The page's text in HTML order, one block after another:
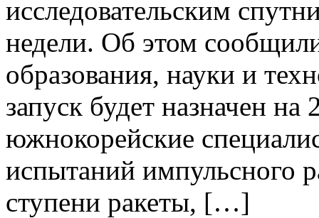
исследовательским
недели. Об этом
образования, науки и
запуск будет назначен
южнокорейские
испытаний импульсного
ступени ракеты, […]